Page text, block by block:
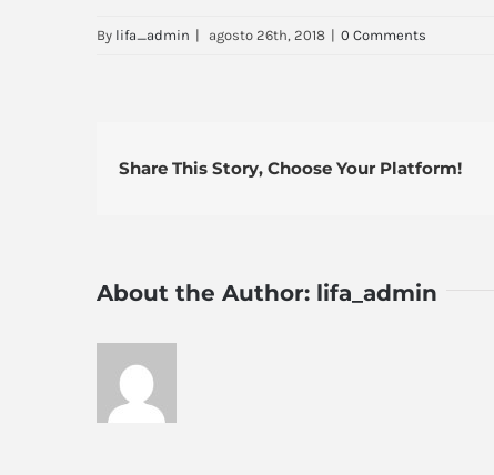
By lifa_admin | agosto 26th, 2018 | 0 Comments
Share This Story, Choose Your Platform!
About the Author: lifa_admin